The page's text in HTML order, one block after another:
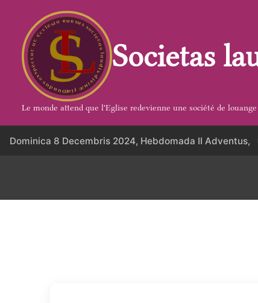
contenu
Societas
Le monde attend que l'Eglise redevienne une société de louange
Dominica 8 Decembris 2024, Hebdomada II Adventus,